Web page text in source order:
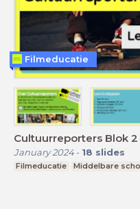
January 2024- 18 slides
Filmeducatie Middelbare
Filmeducatie